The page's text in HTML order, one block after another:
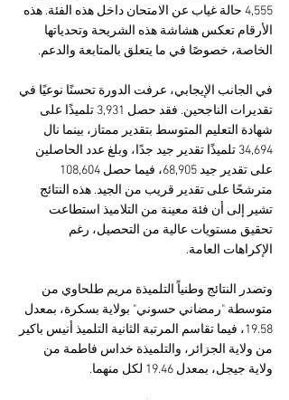
4,555 حالة غياب عن الامتحان داخل هذه الفئة. هذه
الأرقام تعكس هشاشة هذه الشريحة وتحدياتها
الخاصة، خصوصًا في ما يتعلق بالمتابعة والدعم.
في الجانب الإيجابي، عرفت الدورة تحسنًا نوعيًا في
تقديرات الناجحين. فقد حصل 3,931 تلميذًا على
شهادة التعليم المتوسط بتقدير ممتاز، بينما نال
34,694 تلميذًا تقدير جيد جدًا، وبلغ عدد الحاصلين
مترشحًا على تقدير قريب من الجيد. هذه النتائج
تشير إلى أن فئة معينة من التلاميذ استطاعت
تحقيق مستويات عالية من التحصيل، رغم
الإكراهات العامة.
وتصدر النتائج وطنياً التلميذة مريم طلحاوي من
متوسطة "رمضاني حسوني" بولاية بسكرة، بمعدل
19.58، فيما تقاسم المرتبة الثانية التلميذ أنيس باكير
من ولاية الجزائر، والتلميذة خداس فاطمة من
ولاية جيجل، بمعدل 19.46 لكل منهما.